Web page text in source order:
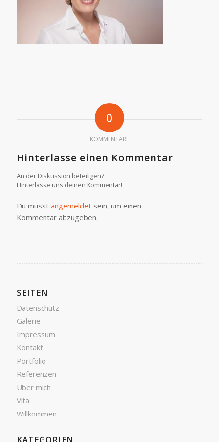
0
KOMMENTARE
Hinterlasse einen Kommentar
An der Diskussion beteiligen?
Hinterlasse uns deinen Kommentar!
Du musst angemeldetsein, um einen
Kommentar abzugeben.
SEITEN
Datenschutz
Galerie
Impressum
Kontakt
Portfolio
Referenzen
Über mich
Vita
Willkommen
KATEGORIEN